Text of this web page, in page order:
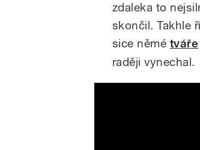
zdaleka to
skončil. Takhle
sice němé tváře
raději vynechal.